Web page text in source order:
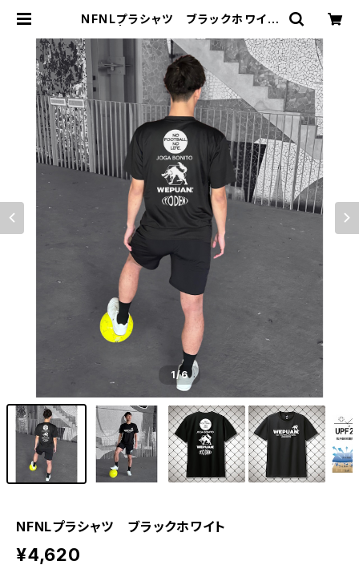
NFNLプラシャツ ブラックホワイト
1/6
NFNLプラシャツ ブラックホワイト
¥4,620